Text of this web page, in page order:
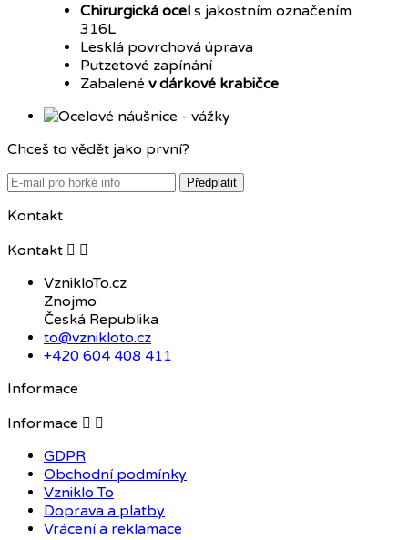
Chirurgická ocel s jakostním označením
316L
Lesklá povrchová úprava
Putzetové zapínání
Zabalené v dárkové krabičce
Chceš to vědět jako první?
Předplatit
Kontakt
Kontakt  
VznikloTo.cz
Znojmo
Česká Republika
to@vznikloto.cz
+420 604 408 411
Informace
Informace  
GDPR
Obchodní podmínky
Vzniklo To
Doprava a platby
Vrácení a reklamace